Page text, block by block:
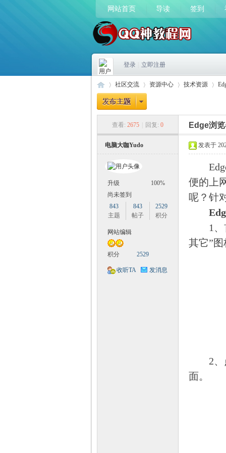
网站首页 导读 签到
登录 立即注册
社区交流 资源中心 技术资源
›
查看: 2675 回复: 0 Edge浏
电脑大咖Yudo
升级
100%
尚未签到
843
主题
843
帖子
2529
积分
网站编辑
积分 2529
收听TA 发消息
发表于
Edge
便的上
呢？针
Edge
1、首
其它”
2、点
面。